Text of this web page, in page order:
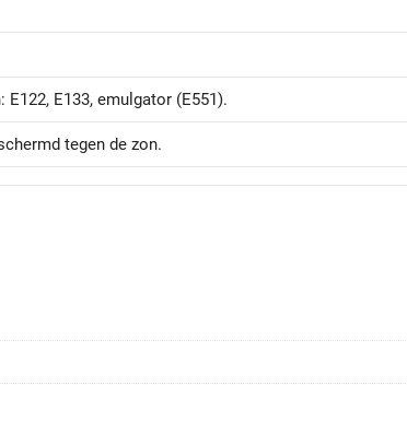
E133, emulgator (E551).
tegen de zon.